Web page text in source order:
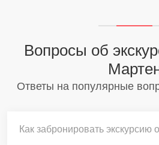
Вопросы об
Ответы на популярные
Как забронировать экскурсию